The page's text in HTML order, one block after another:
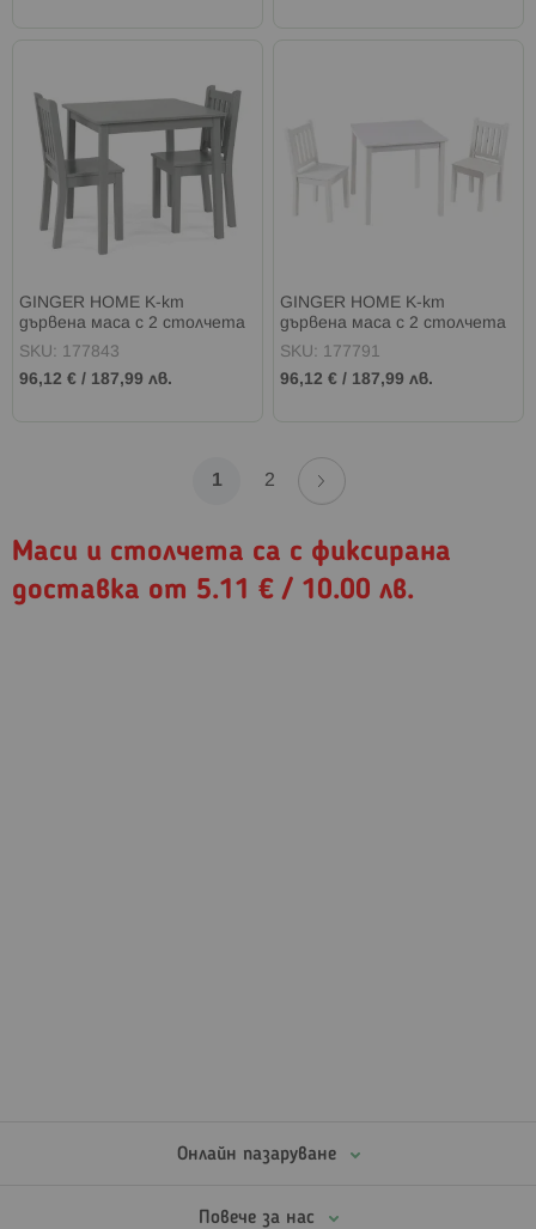
GINGER HOME К-кт
дървена маса с 2 столчета
СИВА
SKU: 177843
96,12 € / 187,99 лв.
GINGER HOME К-кт
дървена маса с 2 столчета
БЯЛО
SKU: 177791
96,12 € / 187,99 лв.
Страница
В1 Страница
2
Страница
Напред
Маси и столчета са с фиксирана
доставка от 5.11 € / 10.00 лв.
Онлайн пазаруване
Повече за нас